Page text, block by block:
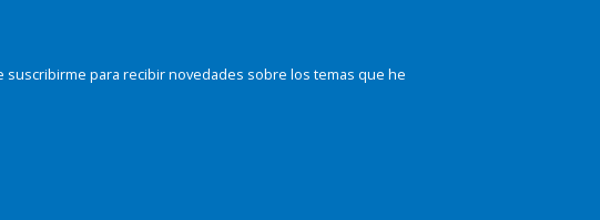
para recibir novedades sobre los temas que he